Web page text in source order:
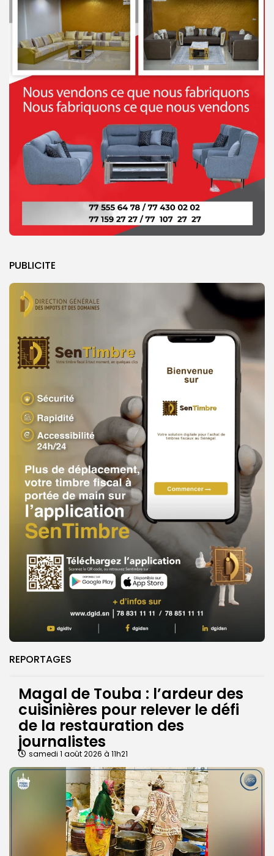
PUBLICITE
REPORTAGES
Magal de Touba : l’ardeur des
cuisinières pour relever le défi
de la restauration des
journalistes
samedi 1 août 2026 à 11h21